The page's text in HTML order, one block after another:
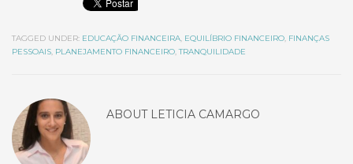
TAGGED UNDER: EDUCAÇÃO FINANCEIRA, EQUILÍBRIO FINANCEIRO, FINANÇAS
PESSOAIS, PLANEJAMENTO FINANCEIRO,TRANQUILIDADE
ABOUT LETICIA CAMARGO